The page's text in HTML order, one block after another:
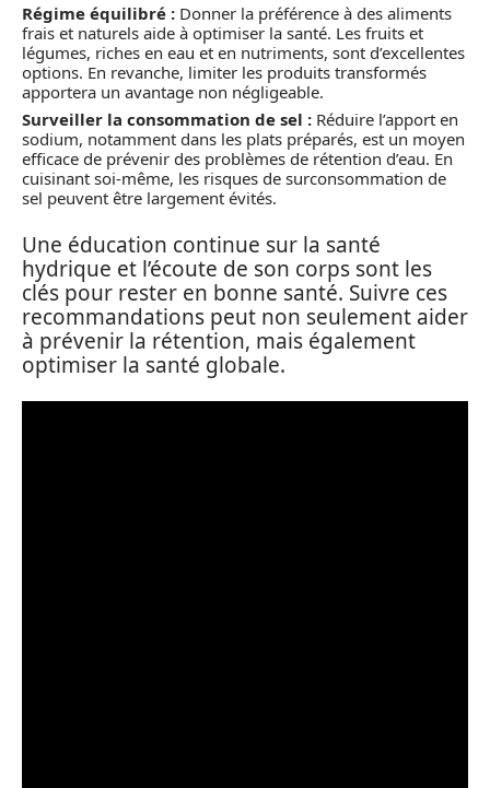
Régime équilibré : Donner la préférence à des aliments
frais et naturels aide à optimiser la santé. Les fruits et
légumes, riches en eau et en nutriments, sont d’excellentes
options. En revanche, limiter les produits transformés
apportera un avantage non négligeable.
Surveiller la consommation de sel : Réduire l’apport en
sodium, notamment dans les plats préparés, est un moyen
efficace de prévenir des problèmes de rétention d’eau. En
cuisinant soi-même, les risques de surconsommation de
sel peuvent être largement évités.
Une éducation continue sur la santé
hydrique et l’écoute de son corps sont les
clés pour rester en bonne santé. Suivre ces
recommandations peut non seulement aider
à prévenir la rétention, mais également
optimiser la santé globale.